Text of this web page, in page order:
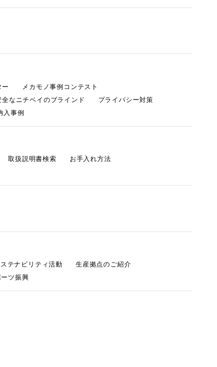
ー
メカモノ事例コンテスト
なニチベイのブラインド
プライバシー対策
入事例
取扱説明書検索
お手入れ方法
テナビリティ活動
生産拠点のご紹介
ーツ振興